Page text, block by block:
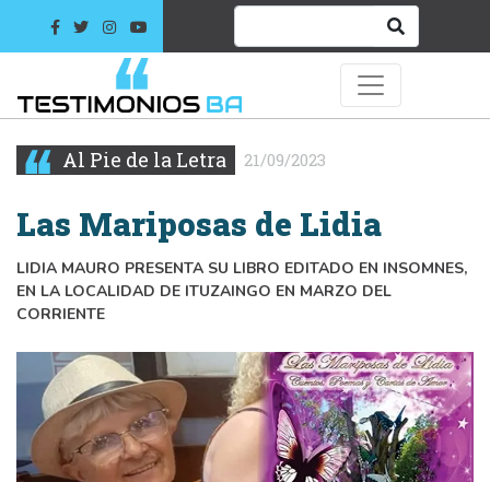
Al Pie de la Letra 21/09/2023
Las Mariposas de Lidia
LIDIA MAURO PRESENTA SU LIBRO EDITADO EN INSOMNES,
EN LA LOCALIDAD DE ITUZAINGO EN MARZO DEL
CORRIENTE